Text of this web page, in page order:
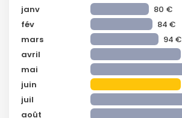
janv
80 €
fév
84 €
mars
94 €
avril
mai
juin
juil
août